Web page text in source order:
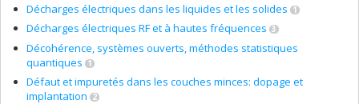
Décharges électriques dans les liquides et les solides 1
Décharges électriques RF et à hautes fréquences 3
Décohérence, systèmes ouverts, méthodes statistiques
quantiques 1
Défaut et impuretés dans les couches minces: dopage et
implantation 2